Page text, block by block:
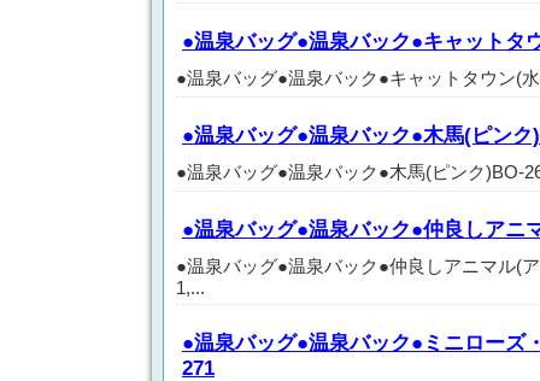
●温泉バッグ●温泉バック●キャットタ
●温泉バッグ●温泉バック●キャットタウン(
●温泉バッグ●温泉バック●木馬(ピンク
●温泉バッグ●温泉バック●木馬(ピンク)BO-
●温泉バッグ●温泉バック●仲良しアニ
●温泉バッグ●温泉バック●仲良しアニマル(
1,...
●温泉バッグ●温泉バック●ミニローズ
271